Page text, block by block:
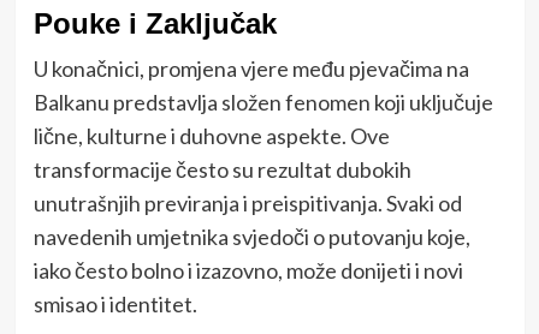
Pouke i Zaključak
U konačnici, promjena vjere među pjevačima na
Balkanu predstavlja složen fenomen koji uključuje
lične, kulturne i duhovne aspekte. Ove
transformacije često su rezultat dubokih
unutrašnjih previranja i preispitivanja. Svaki od
navedenih umjetnika svjedoči o putovanju koje,
iako često bolno i izazovno, može donijeti i novi
smisao i identitet.